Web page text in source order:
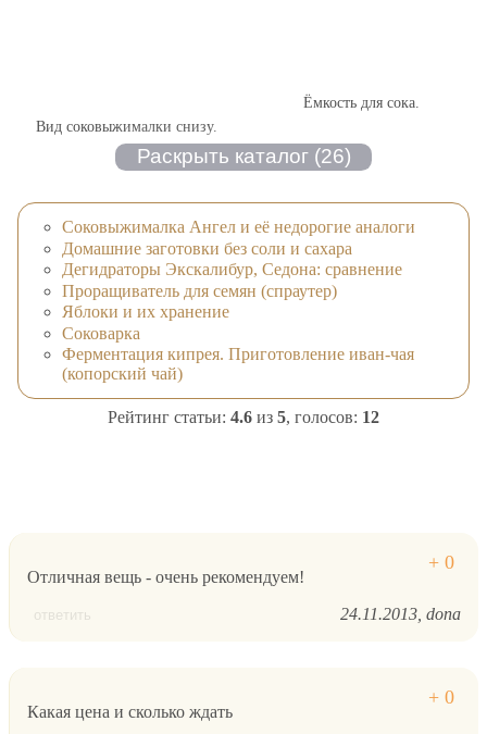
Вид соковыжималки снизу.
Ёмкость для сока.
Соковыжималка Ангел и её недорогие аналоги
Домашние заготовки без соли и сахара
Дегидраторы Экскалибур, Седона: сравнение
Проращиватель для семян (спраутер)
Яблоки и их хранение
Соковарка
Ферментация кипрея. Приготовление иван-чая
(копорский чай)
Рейтинг статьи: 4.6 из 5, голосов: 12
Отличная вещь - очень рекомендуем!
ответить 24.11.2013 dona
Какая цена и сколько ждать